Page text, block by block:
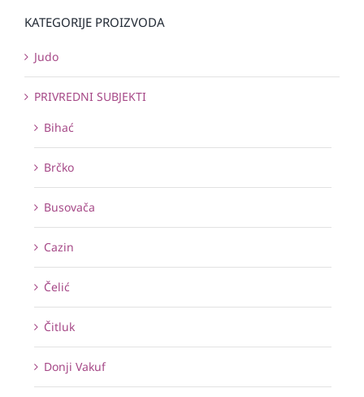
KATEGORIJE PROIZVODA
Judo
PRIVREDNI SUBJEKTI
Bihać
Brčko
Busovača
Cazin
Čelić
Čitluk
Donji Vakuf